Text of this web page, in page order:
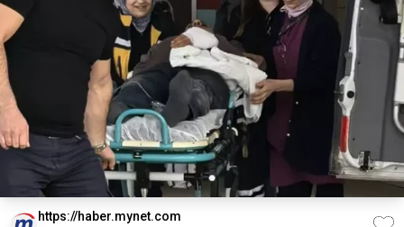
https://haber.mynet.com